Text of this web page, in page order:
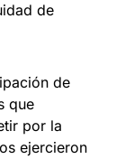
de
de
que
por la
ejercieron